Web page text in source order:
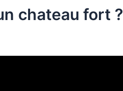
chateau fort ?